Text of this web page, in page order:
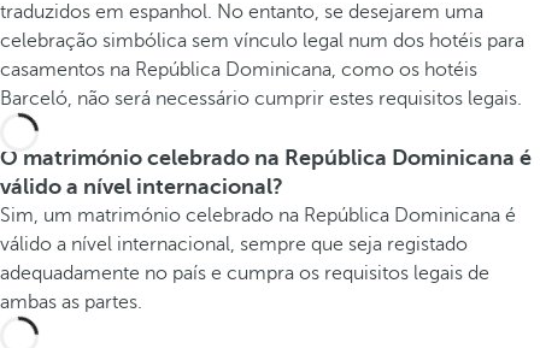
traduzidos em espanhol. No entanto, se desejarem uma
celebração simbólica sem vínculo legal num dos hotéis para
casamentos na República Dominicana, como os hotéis
Barceló, não será necessário cumprir estes requisitos legais.
O matrimónio celebrado na República Dominicana é
válido a nível internacional?
Sim, um matrimónio celebrado na República Dominicana é
válido a nível internacional, sempre que seja registado
adequadamente no país e cumpra os requisitos legais de
ambas as partes.